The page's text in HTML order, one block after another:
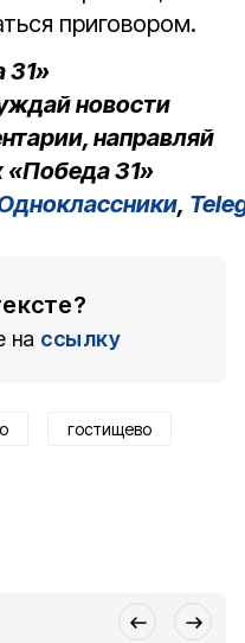
приговором.
31»
новости
направляй
«Победа 31»
,
на ссылку
гостищево